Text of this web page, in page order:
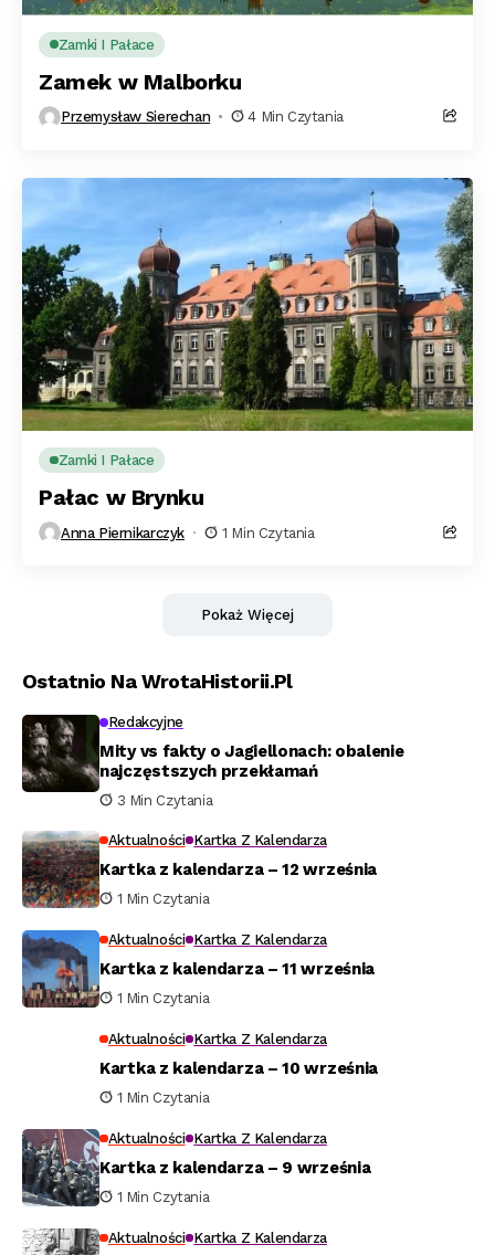
Zamki I Pałace
Zamek w Malborku
Przemysław Sierechan 4 Min Czytania
Zamki I Pałace
Pałac w Brynku
Anna Piernikarczyk 1 Min Czytania
Pokaż Więcej
Ostatnio Na WrotaHistorii.pl
Redakcyjne
Mity vs fakty o Jagiellonach: obalenie
najczęstszych przekłamań
3 Min Czytania
Aktualności Kartka Z Kalendarza
Kartka z kalendarza – 12 września
1 Min Czytania
Aktualności Kartka Z Kalendarza
Kartka z kalendarza – 11 września
1 Min Czytania
Aktualności Kartka Z Kalendarza
Kartka z kalendarza – 10 września
1 Min Czytania
Aktualności Kartka Z Kalendarza
Kartka z kalendarza – 9 września
1 Min Czytania
Aktualności Kartka Z Kalendarza